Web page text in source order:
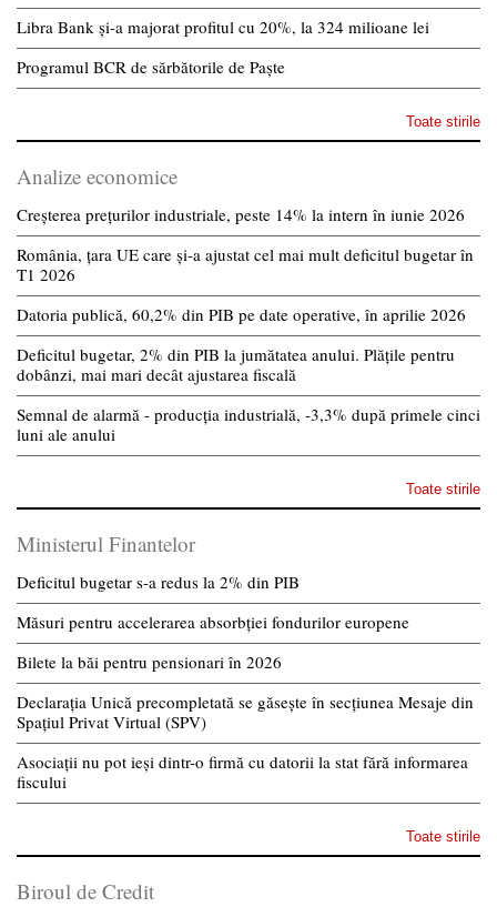
Libra Bank și-a majorat profitul cu 20%, la 324 milioane lei
Programul BCR de sărbătorile de Paște
Toate stirile
Analize economice
Creșterea prețurilor industriale, peste 14% la intern în iunie 2026
România, țara UE care și-a ajustat cel mai mult deficitul bugetar în
T1 2026
Datoria publică, 60,2% din PIB pe date operative, în aprilie 2026
Deficitul bugetar, 2% din PIB la jumătatea anului. Plățile pentru
dobânzi, mai mari decât ajustarea fiscală
Semnal de alarmă - producția industrială, -3,3% după primele cinci
luni ale anului
Toate stirile
Ministerul Finantelor
Deficitul bugetar s-a redus la 2% din PIB
Măsuri pentru accelerarea absorbției fondurilor europene
Bilete la băi pentru pensionari în 2026
Declarația Unică precompletată se găsește în secțiunea Mesaje din
Spațiul Privat Virtual (SPV)
Asociații nu pot ieși dintr-o firmă cu datorii la stat fără informarea
fiscului
Toate stirile
Biroul de Credit